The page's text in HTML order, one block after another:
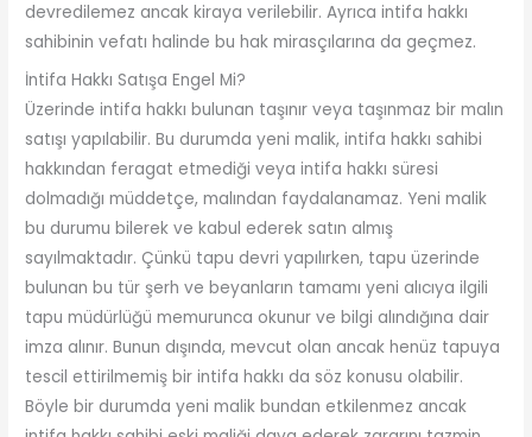
devredilemez ancak kiraya verilebilir. Ayrıca intifa hakkı
sahibinin vefatı halinde bu hak mirasçılarına da geçmez.
İntifa Hakkı Satışa Engel Mi?
Üzerinde intifa hakkı bulunan taşınır veya taşınmaz bir malın
satışı yapılabilir. Bu durumda yeni malik, intifa hakkı sahibi
hakkından feragat etmediği veya intifa hakkı süresi
dolmadığı müddetçe, malından faydalanamaz. Yeni malik
bu durumu bilerek ve kabul ederek satın almış
sayılmaktadır. Çünkü tapu devri yapılırken, tapu üzerinde
bulunan bu tür şerh ve beyanların tamamı yeni alıcıya ilgili
tapu müdürlüğü memurunca okunur ve bilgi alındığına dair
imza alınır. Bunun dışında, mevcut olan ancak henüz tapuya
tescil ettirilmemiş bir intifa hakkı da söz konusu olabilir.
Böyle bir durumda yeni malik bundan etkilenmez ancak